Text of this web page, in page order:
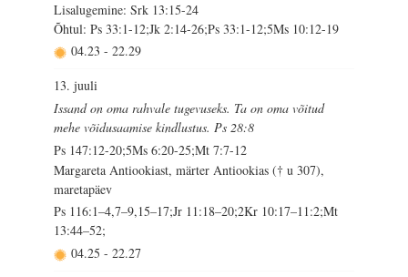
Lisalugemine: Srk 13:15-24
Õhtul: Ps 33:1-12;Jk 2:14-26;Ps 33:1-12;5Ms 10:12-19
04.23 - 22.29
13. juuli
Issand on oma rahvale tugevuseks. Ta on oma võitud
mehe võidusaamise kindlustus. Ps 28:8
Ps 147:12-20;5Ms 6:20-25;Mt 7:7-12
Margareta Antiookiast, märter Antiookias († u 307),
maretapäev
Ps 116:1–4,7–9,15–17;Jr 11:18–20;2Kr 10:17–11:2;Mt
13:44–52;
04.25 - 22.27